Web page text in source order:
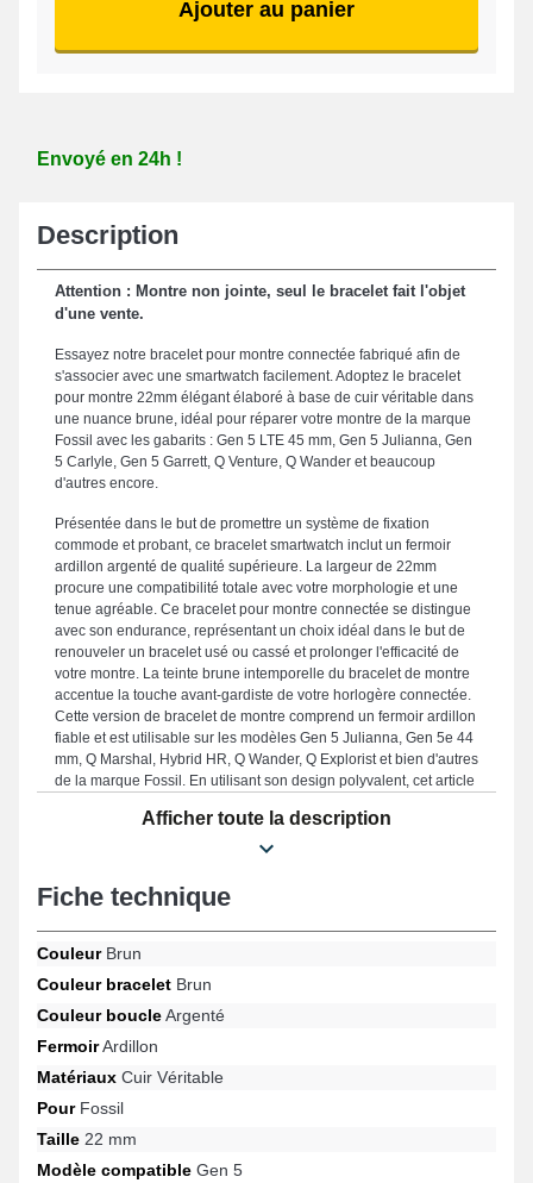
Ajouter au panier
Envoyé en 24h !
Description
Attention : Montre non jointe, seul le bracelet fait l'objet
d'une vente.
Essayez notre bracelet pour montre connectée fabriqué afin de
s'associer avec une smartwatch facilement. Adoptez le bracelet
pour montre 22mm élégant élaboré à base de cuir véritable dans
une nuance brune, idéal pour réparer votre montre de la marque
Fossil avec les gabarits : Gen 5 LTE 45 mm, Gen 5 Julianna, Gen
5 Carlyle, Gen 5 Garrett, Q Venture, Q Wander et beaucoup
d'autres encore.
Présentée dans le but de promettre un système de fixation
commode et probant, ce bracelet smartwatch inclut un fermoir
ardillon argenté de qualité supérieure. La largeur de 22mm
procure une compatibilité totale avec votre morphologie et une
tenue agréable. Ce bracelet pour montre connectée se distingue
avec son endurance, représentant un choix idéal dans le but de
renouveler un bracelet usé ou cassé et prolonger l'efficacité de
votre montre. La teinte brune intemporelle du bracelet de montre
accentue la touche avant-gardiste de votre horlogère connectée.
Cette version de bracelet de montre comprend un fermoir ardillon
fiable et est utilisable sur les modèles Gen 5 Julianna, Gen 5e 44
mm, Q Marshal, Hybrid HR, Q Wander, Q Explorist et bien d'autres
de la marque Fossil. En utilisant son design polyvalent, cet article
de la marque Fossil, garantissant un port ergonomique en toute
Afficher toute la description
Fiche technique
CouleurBrun
Couleur bracelet Brun
Couleur boucleArgenté
FermoirArdillon
Matériaux Cuir Véritable
PourFossil
Taille 22 mm
Modèle compatible Gen 5